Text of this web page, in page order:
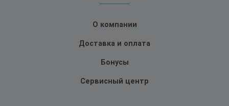
О компании
Доставка и оплата
Бонусы
Сервисный центр